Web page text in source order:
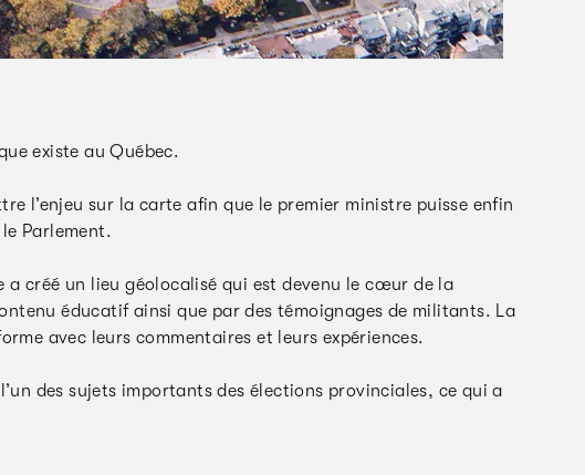
existe au Québec.
l’enjeu sur la carte afin que le premier ministre puisse enfin
Parlement.
créé un lieu géolocalisé qui est devenu le cœur de la
éducatif ainsi que par des témoignages de militants. La
avec leurs commentaires et leurs expériences.
des sujets importants des élections provinciales, ce qui a